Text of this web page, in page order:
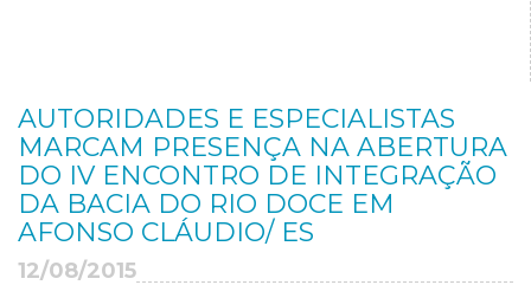
AUTORIDADES E ESPECIALISTAS
MARCAM PRESENÇA NA ABERTURA
DO IV ENCONTRO DE INTEGRAÇÃO
DA BACIA DO RIO DOCE EM
AFONSO CLÁUDIO/ ES
12/08/2015